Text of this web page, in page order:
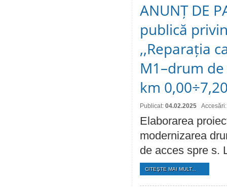
ANUNȚ DE
publică
,,Reparația
M1–drum de
km
Publicat: 04.02.2025
Elaborarea
modernizarea
de acces spre s.
CITEŞTE MAI MULT...